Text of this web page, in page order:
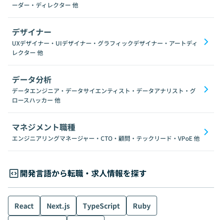
ーダー・ディレクター 他
デザイナー
UXデザイナー・UIデザイナー・グラフィックデザイナー・アートディ
レクター 他
データ分析
データエンジニア・データサイエンティスト・データアナリスト・グ
ロースハッカー 他
マネジメント職種
エンジニアリングマネージャー・CTO・顧問・テックリード・VPoE他
開発言語から転職・求人情報を探す
React Next.js TypeScript
Ruby